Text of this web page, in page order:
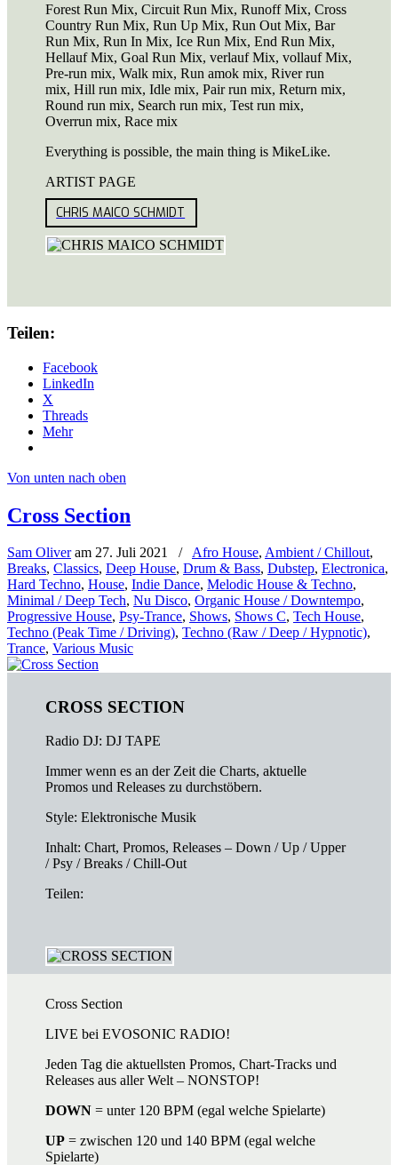
Forest Run Mix, Circuit Run Mix, Runoff Mix, Cross
Country Run Mix, Run Up Mix, Run Out Mix, Bar
Run Mix, Run In Mix, Ice Run Mix, End Run Mix,
Hellauf Mix, Goal Run Mix, verlauf Mix, vollauf Mix,
Pre-run mix, Walk mix, Run amok mix, River run
mix, Hill run mix, Idle mix, Pair run mix, Return mix,
Round run mix, Search run mix, Test run mix,
Overrun mix, Race mix
Everything is possible, the main thing is MikeLike.
ARTIST PAGE
CHRIS MAICO SCHMIDT
Teilen:
Facebook
LinkedIn
X
Threads
Mehr
Von unten nach oben
Cross Section
Sam Oliveram 27. Juli 2021 / Afro House, Ambient / Chillout,
Breaks, Classics, Deep House, Drum & Bass, Dubstep, Electronica,
Hard Techno, House, Indie Dance, Melodic House & Techno,
Minimal / Deep Tech, Nu Disco, Organic House / Downtempo,
Progressive House, Psy-Trance, Shows, Shows C, Tech House,
Techno (Peak Time / Driving), Techno (Raw / Deep / Hypnotic),
Trance, Various Music
CROSS SECTION
Radio DJ: DJ TAPE
Immer wenn es an der Zeit die Charts, aktuelle
Promos und Releases zu durchstöbern.
Style: Elektronische Musik
Inhalt: Chart, Promos, Releases – Down / Up / Upper
/ Psy / Breaks / Chill-Out
Teilen:
Cross Section
LIVE bei EVOSONIC RADIO!
Jeden Tag die aktuellsten Promos, Chart-Tracks und
Releases aus aller Welt – NONSTOP!
DOWN = unter 120 BPM (egal welche Spielarte)
UP = zwischen 120 und 140 BPM (egal welche
Spielarte)